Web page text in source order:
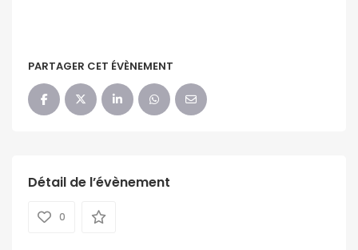
PARTAGER CET ÉVÈNEMENT
Détail de l’évènement
0